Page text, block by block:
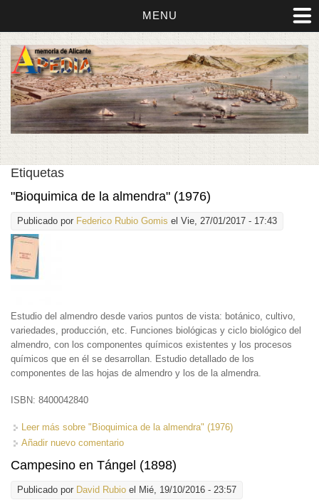
MENU
Etiquetas
"Bioquimica de la almendra" (1976)
Publicado por Federico Rubio Gomis el Vie, 27/01/2017 - 17:43
Estudio del almendro desde varios puntos de vista: botánico, cultivo,
variedades, producción, etc. Funciones biológicas y ciclo biológico del
almendro, con los componentes químicos existentes y los procesos
químicos que en él se desarrollan. Estudio detallado de los
componentes de las hojas de almendro y los de la almendra.
ISBN: 8400042840
Leer más sobre "Bioquimica de la almendra" (1976)
Añadir nuevo comentario
Campesino en Tángel (1898)
Publicado por David Rubio el Mié, 19/10/2016 - 23:57